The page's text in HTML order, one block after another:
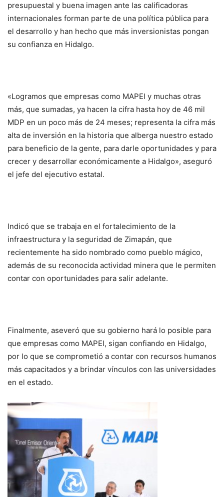
presupuestal y buena imagen ante las calificadoras
internacionales forman parte de una política pública para
el desarrollo y han hecho que más inversionistas pongan
su confianza en Hidalgo.
«Logramos que empresas como MAPEI y muchas otras
más, que sumadas, ya hacen la cifra hasta hoy de 46 mil
MDP en un poco más de 24 meses; representa la cifra más
alta de inversión en la historia que alberga nuestro estado
para beneficio de la gente, para darle oportunidades y para
crecer y desarrollar económicamente a Hidalgo», aseguró
el jefe del ejecutivo estatal.
Indicó que se trabaja en el fortalecimiento de la
infraestructura y la seguridad de Zimapán, que
recientemente ha sido nombrado como pueblo mágico,
además de su reconocida actividad minera que le permiten
contar con oportunidades para salir adelante.
Finalmente, aseveró que su gobierno hará lo posible para
que empresas como MAPEI, sigan confiando en Hidalgo,
por lo que se comprometió a contar con recursos humanos
más capacitados y a brindar vínculos con las universidades
en el estado.